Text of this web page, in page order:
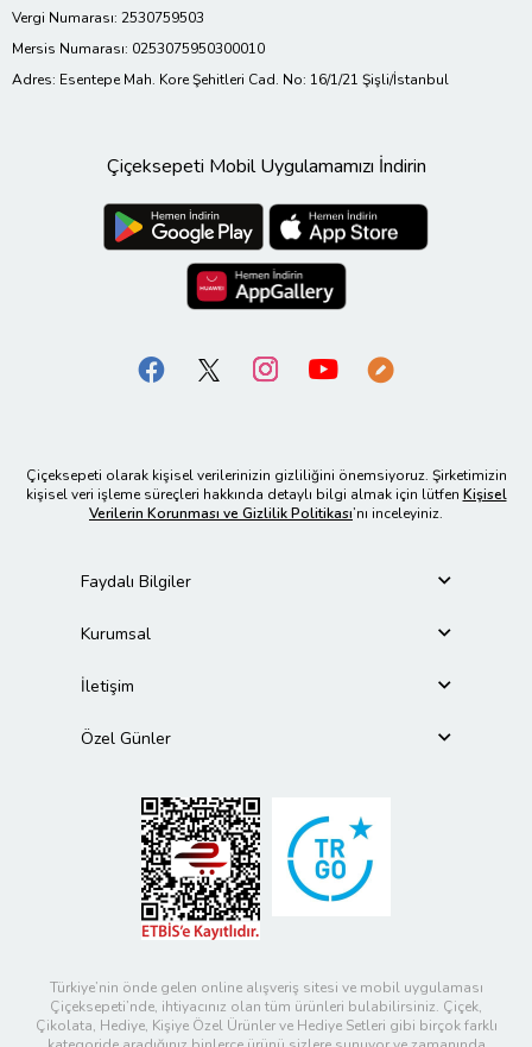
Vergi Numarası: 2530759503
Mersis Numarası: 0253075950300010
Adres: Esentepe Mah. Kore Şehitleri Cad. No: 16/1/21 Şişli/İstanbul
Çiçeksepeti Mobil Uygulamamızı İndirin
Çiçeksepeti olarak kişisel verilerinizin gizliliğini önemsiyoruz. Şirketimizin
kişisel veri işleme süreçleri hakkında detaylı bilgi almak için lütfen Kişisel
Verilerin Korunması ve Gizlilik Politikası’nı inceleyiniz.
Faydalı Bilgiler
Kurumsal
İletişim
Özel Günler
Türkiye’nin önde gelen online alışveriş sitesi ve mobil uygulaması
Çiçeksepeti’nde, ihtiyacınız olan tüm ürünleri bulabilirsiniz. Çiçek,
Çikolata, Hediye, Kişiye Özel Ürünler ve Hediye Setleri gibi birçok farklı